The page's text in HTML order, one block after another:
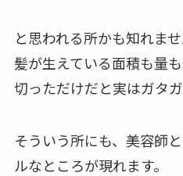
と思われる所かも知れま
髪が生えている面積も量
切っただけだと実はガタガ
そういう所にも、美容師
ルなところが現れます。